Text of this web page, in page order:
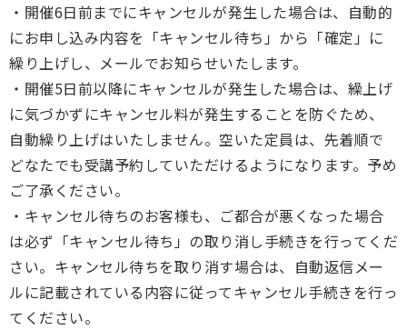
・開催6日前までにキャンセルが発生した場合は、自動的
にお申し込み内容を「キャンセル待ち」から「確定」に
繰り上げし、メールでお知らせいたします。
・開催5日前以降にキャンセルが発生した場合は、繰上げ
に気づかずにキャンセル料が発生することを防ぐため、
自動繰り上げはいたしません。空いた定員は、先着順で
どなたでも受講予約していただけるようになります。予め
ご了承ください。
・キャンセル待ちのお客様も、ご都合が悪くなった場合
は必ず「キャンセル待ち」の取り消し手続きを行ってくだ
さい。キャンセル待ちを取り消す場合は、自動返信メー
ルに記載されている内容に従ってキャンセル手続きを行っ
てください。